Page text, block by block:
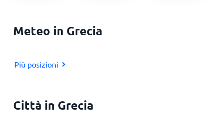
Meteo in Grecia
Più posizioni
Città in Grecia